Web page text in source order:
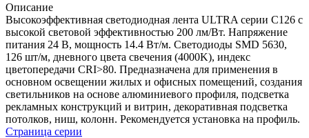
Описание
Высокоэффективная светодиодная лента ULTRA серии C126 с
высокой световой эффективностью 200 лм/Вт. Напряжение
питания 24 В, мощность 14.4 Вт/м. Светодиоды SMD 5630,
126 шт/м, дневного цвета свечения (4000K), индекс
цветопередачи CRI>80. Предназначена для применения в
основном освещении жилых и офисных помещений, создания
светильников на основе алюминиевого профиля, подсветка
рекламных конструкций и витрин, декоративная подсветка
потолков, ниш, колонн. Рекомендуется установка на профиль.
Страница серии